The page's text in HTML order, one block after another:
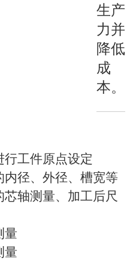
生产
力并
降低
成
本。
工件原点设定
径、外径、槽宽等
轴测量、加工后尺
量
量